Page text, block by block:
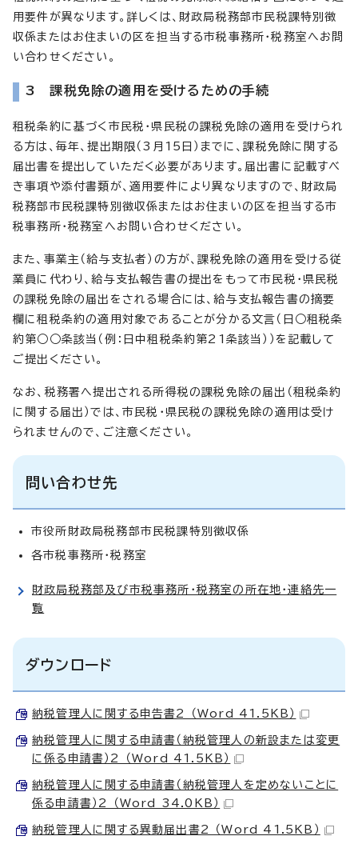
用要件が異なります。詳しくは、財政局税務部市民税課特別徴
収係またはお住まいの区を担当する市税事務所・税務室へお問
い合わせください。
3 課税免除の適用を受けるための手続
租税条約に基づく市民税・県民税の課税免除の適用を受けられ
る方は、毎年、提出期限（3月15日）までに、課税免除に関する
届出書を提出していただく必要があります。届出書に記載すべ
き事項や添付書類が、適用要件により異なりますので、財政局
税務部市民税課特別徴収係またはお住まいの区を担当する市
税事務所・税務室へお問い合わせください。
また、事業主（給与支払者）の方が、課税免除の適用を受ける従
業員に代わり、給与支払報告書の提出をもって市民税・県民税
の課税免除の届出をされる場合には、給与支払報告書の摘要
欄に租税条約の適用対象であることが分かる文言（日○租税条
約第○○条該当（例：日中租税条約第21条該当））を記載して
ご提出ください。
なお、税務署へ提出される所得税の課税免除の届出（租税条約
に関する届出）では、市民税・県民税の課税免除の適用は受け
られませんので、ご注意ください。
問い合わせ先
市役所財政局税務部市民税課特別徴収係
各市税事務所・税務室
財政局税務部及び市税事務所・税務室の所在地・連絡先一
覧
ダウンロード
納税管理人に関する申告書2 （Word 41.5KB）
納税管理人に関する申請書（納税管理人の新設または変更
に係る申請書）2 （Word 41.5KB）
納税管理人に関する申請書（納税管理人を定めないことに
係る申請書）2 （Word 34.0KB）
納税管理人に関する異動届出書2 （Word 41.5KB）